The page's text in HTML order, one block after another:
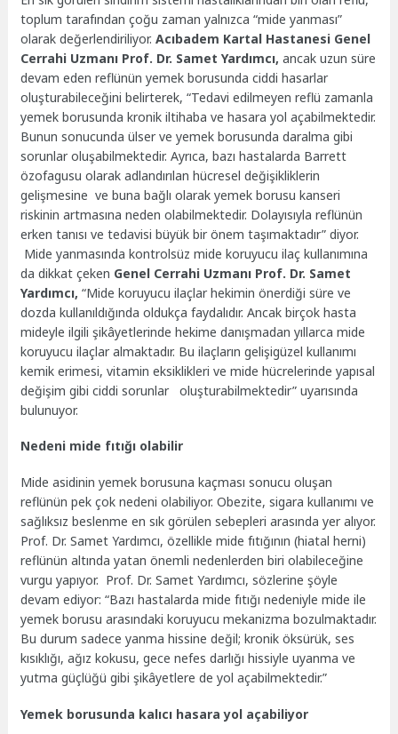
toplum tarafından çoğu zaman yalnızca “mide yanması”
olarak değerlendiriliyor.Acıbadem Kartal Hastanesi Genel
Cerrahi Uzmanı Prof. Dr. Samet Yardımcı, ancak uzun süre
devam eden reflünün yemek borusunda ciddi hasarlar
oluşturabileceğini belirterek, “Tedavi edilmeyen reflü zamanla
yemek borusunda kronik iltihaba ve hasara yol açabilmektedir.
Bunun sonucunda ülser ve yemek borusunda daralma gibi
sorunlar oluşabilmektedir. Ayrıca, bazı hastalarda Barrett
özofagusu olarak adlandırılan hücresel değişikliklerin
gelişmesine ve buna bağlı olarak yemek borusu kanseri
riskinin artmasına neden olabilmektedir. Dolayısıyla reflünün
erken tanısı ve tedavisi büyük bir önem taşımaktadır” diyor.
Mide yanmasında kontrolsüz mide koruyucu ilaç kullanımına
da dikkat çeken Genel Cerrahi Uzmanı Prof. Dr. Samet
Yardımcı,“Mide koruyucu ilaçlar hekimin önerdiği süre ve
dozda kullanıldığında oldukça faydalıdır. Ancak birçok hasta
mideyle ilgili şikâyetlerinde hekime danışmadan yıllarca mide
koruyucu ilaçlar almaktadır. Bu ilaçların gelişigüzel kullanımı
kemik erimesi, vitamin eksiklikleri ve mide hücrelerinde yapısal
değişim gibi ciddi sorunlar oluşturabilmektedir” uyarısında
bulunuyor.
Nedeni mide fıtığı olabilir
Mide asidinin yemek borusuna kaçması sonucu oluşan
reflünün pek çok nedeni olabiliyor. Obezite, sigara kullanımı ve
sağlıksız beslenme en sık görülen sebepleri arasında yer alıyor.
Prof. Dr. Samet Yardımcı, özellikle mide fıtığının (hiatal herni)
reflünün altında yatan önemli nedenlerden biri olabileceğine
vurgu yapıyor. Prof. Dr. Samet Yardımcı, sözlerine şöyle
devam ediyor: “Bazı hastalarda mide fıtığı nedeniyle mide ile
yemek borusu arasındaki koruyucu mekanizma bozulmaktadır.
Bu durum sadece yanma hissine değil; kronik öksürük, ses
kısıklığı, ağız kokusu, gece nefes darlığı hissiyle uyanma ve
yutma güçlüğü gibi şikâyetlere de yol açabilmektedir.”
Yemek borusunda kalıcı hasara yol açabiliyor